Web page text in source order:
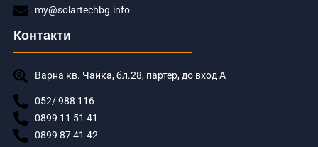
my@solartechbg.info
Контакти
Варна кв. Чайка, бл.28, партер, до вход А
052/ 988 116
0899 11 51 41
0899 87 41 42